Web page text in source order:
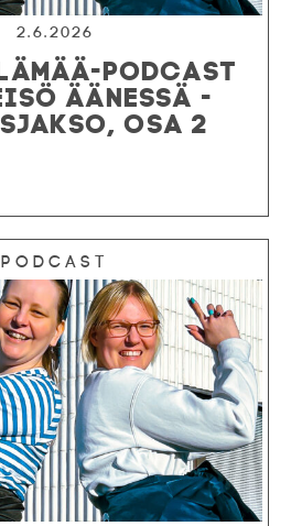
2.6.2026
PODCAST
ÄÄNESSÄ -
OSA 2
Podcast